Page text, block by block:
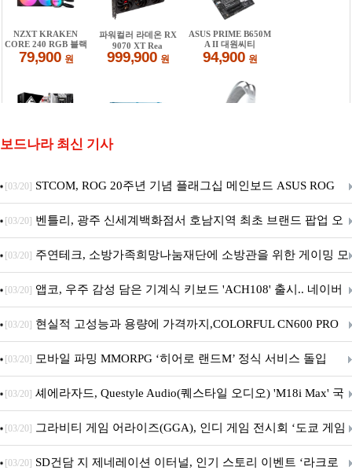
보드나라 최신 기사
[03/20] STCOM, ROG 20주년 기념 플래그십 메인보드 ASUS ROG
Crosshair X870E EDITION 20 국내 출시 예정
[03/20] 벤틀리, 광주 신세계백화점서 호남지역 최초 브랜드 팝업 오
픈
[03/20] 주연테크, 소방가족희망나눔재단에 소방관을 위한 게이밍 모
니터·스마트 펫 침대 기부
[03/20] 앱코, 우주 감성 담은 기계식 키보드 'ACH108' 출시.. 네이버
브랜드데이 기획전 진행
[03/20] 현실적 고성능과 용량에 가격까지,COLORFUL CN600 PRO
M.2 NVMe 디앤디컴 1TB
[03/20] 모바일 파밍 MMORPG ‘히어로 랜드M’ 정식 서비스 돌입
[03/20] 셰에라자드, Questyle Audio(퀘스타일 오디오) 'M18i Max' 국
내 정식 출시
[03/20] 그라비티 게임 어라이즈(GGA), 인디 게임 전시회 ‘도쿄 게임
던전 13’ 참가!
[03/20] SD건담 지 제네레이션 이터널, 인기 스토리 이벤트 ‘라크로